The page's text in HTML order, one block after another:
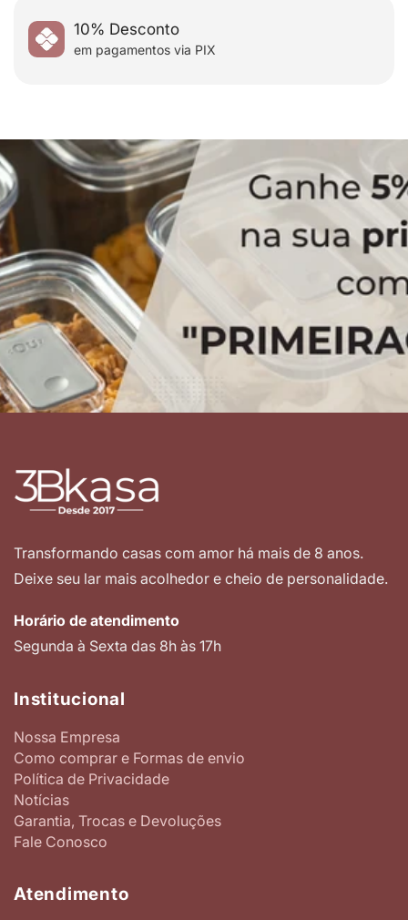
10% Desconto
em pagamentos via PIX
Transformando casas com amor há mais de 8 anos.
Deixe seu lar mais acolhedor e cheio de personalidade.
Horário de atendimento
Segunda à Sexta das 8h às 17h
Institucional
Nossa Empresa
Como comprar e Formas de envio
Política de Privacidade
Notícias
Garantia, Trocas e Devoluções
Fale Conosco
Atendimento